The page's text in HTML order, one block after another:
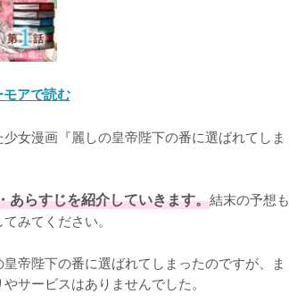
アで読む
女漫画『麗しの皇帝陛下の番に選ばれてしま
あらすじを紹介していきます。結末の予想も
みてください。
帝陛下の番に選ばれてしまったのですが、ま
サービスはありませんでした。